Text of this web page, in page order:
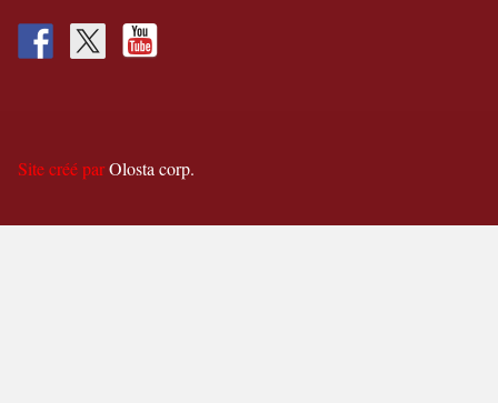
Site créé parOlosta corp.